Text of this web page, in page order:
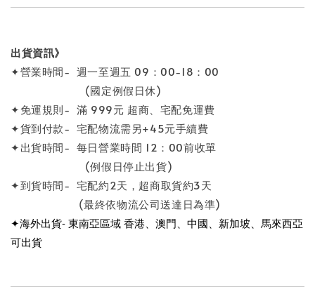
出貨資訊》
✦營業時間- 週一至週五 09：00-18：00
(國定例假日休)
✦免運規則- 滿 999元 超商、宅配免運費
✦貨到付款- 宅配物流需另+45元手續費
✦出貨時間- 每日營業時間 12：00前收單
(例假日停止出貨)
✦到貨時間- 宅配約2天，超商取貨約3天
(最終依物流公司送達日為準)
✦海外出貨- 東南亞區域 香港、澳門、中國、新加坡、馬來西亞
可出貨